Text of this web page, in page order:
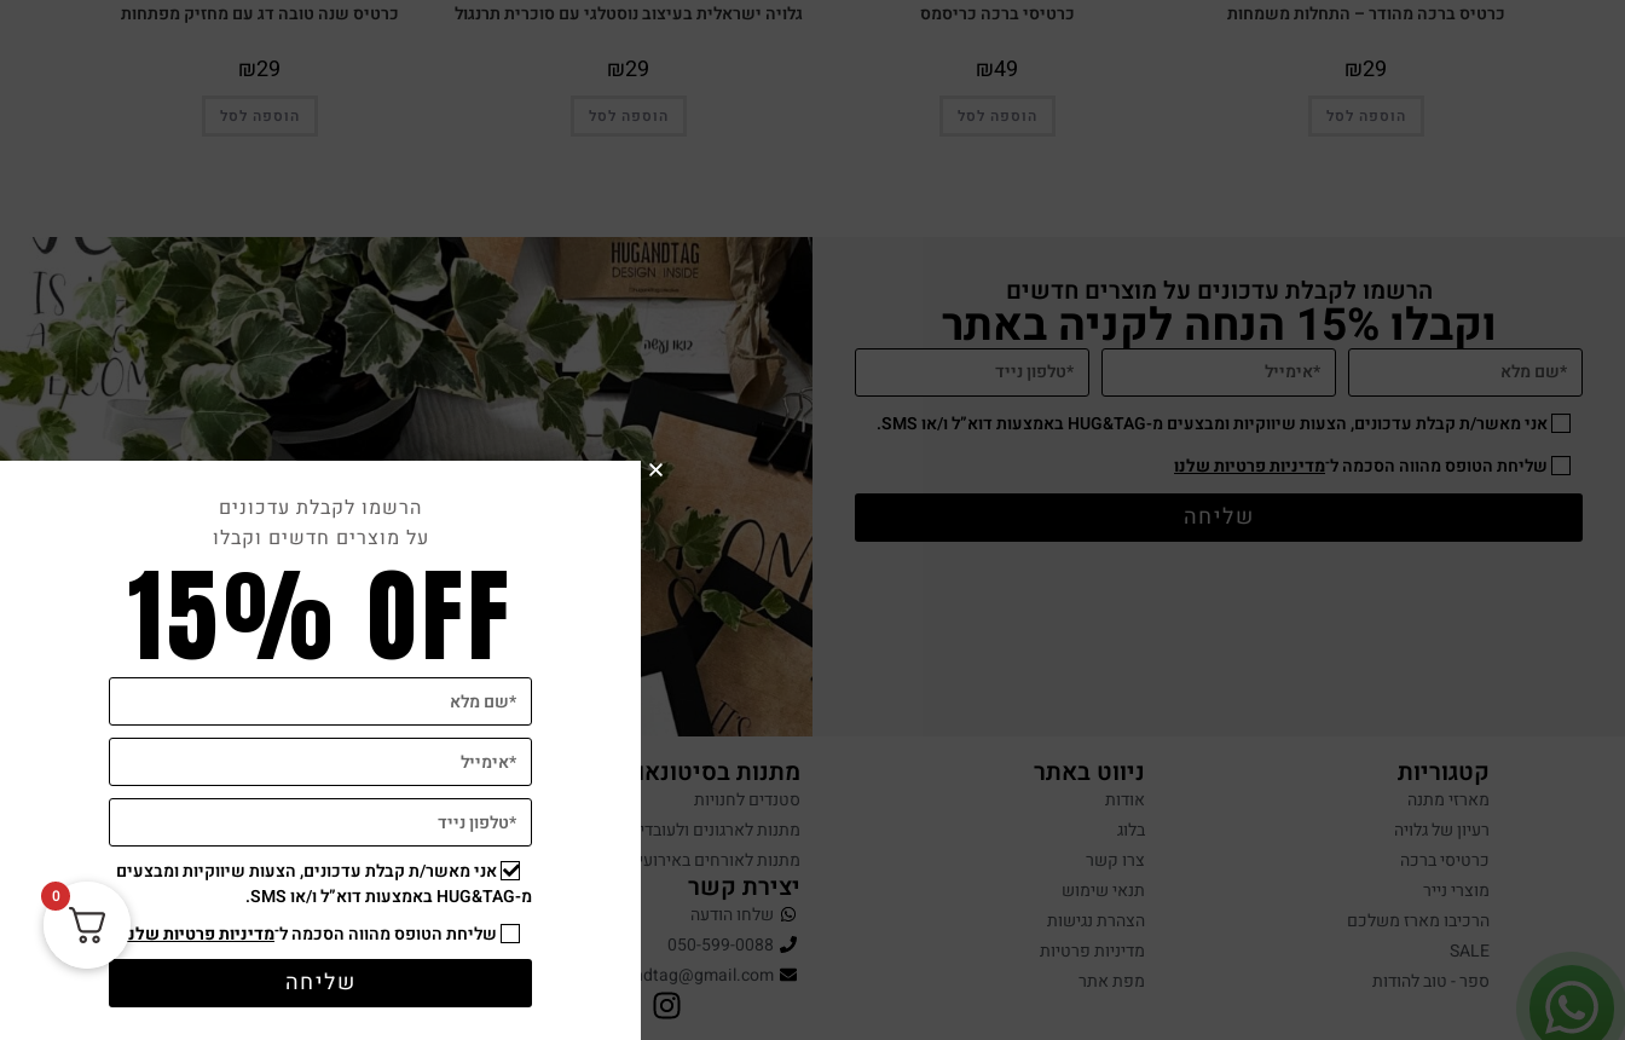
כרטיס ברכה מהודר – התחלות משמחות
₪29
הוספה לסל
כרטיסי ברכה כריסמס
₪49
הוספה לסל
גלויה ישראלית בעיצוב נוסטלגי עם סוכרית תרנגול
₪29
הוספה לסל
כרטיס שנה טובה דג עם מחזיק מפתחות
₪29
הוספה לסל
הרשמו לקבלת עדכונים על מוצרים חדשים
וקבלו 15% הנחה לקניה באתר
אני מאשר/ת קבלת עדכונים, הצעות שיווקיות ומבצעים מ-HUG&TAG באמצעות דוא”ל ו/או SMS.
שליחת הטופס מהווה הסכמה ל־מדיניות פרטיות שלנו
שליחה
קטגוריות
מארזי מתנה
רעיון של גלויה
כרטיסי ברכה
מוצרי נייר
הרכיבו מארז משלכם
SALE
ספר - טוב להודות
ניווט באתר
אודות
בלוג
צרו קשר
תנאי שימוש
הצהרת נגישות
מדיניות פרטיות
מפת אתר
מתנות בסיטונאות
סטנדים לחנויות
מתנות לארגונים ולעובדים
מתנות לאורחים באירועים
יצירת קשר
שלחו הודעה
050-599-0088
hugandtag@gmail.com
תשלום מאובטח 0
הרשמו לקבלת עדכונים
על מוצרים חדשים וקבלו
15% OFF
אני מאשר/ת קבלת עדכונים, הצעות שיווקיות ומבצעים
מ-HUG&TAG באמצעות דוא”ל ו/או SMS.
שליחת הטופס מהווה הסכמה ל־מדיניות פרטיות שלנו
שליחה